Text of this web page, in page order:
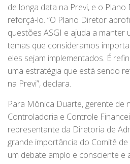
de longa data na Previ, e o
reforçá-lo. “O Plano Diretor
questões ASGI e ajuda a manter
temas que consideramos
eles sejam implementados. É
uma estratégia que está sendo
na Previ”, declara.
Para Mônica Duarte, gerente de
Controladoria e Controle
representante da Diretoria de
grande importância do Comitê
um debate amplo e consciente e